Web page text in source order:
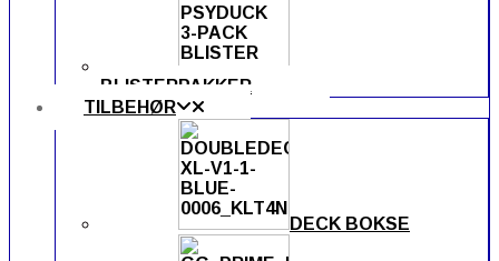
BLISTERPAKKER
TILBEHØR
DECK BOKSE